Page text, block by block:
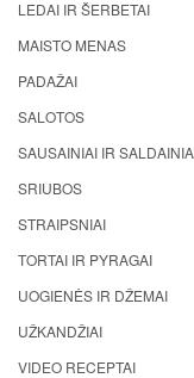
LEDAI IR ŠERBETAI
MAISTO MENAS
PADAŽAI
SALOTOS
SAUSAINIAI IR
SRIUBOS
STRAIPSNIAI
TORTAI IR PYRAGAI
UOGIENĖS IR DŽEMAI
UŽKANDŽIAI
VIDEO RECEPTAI